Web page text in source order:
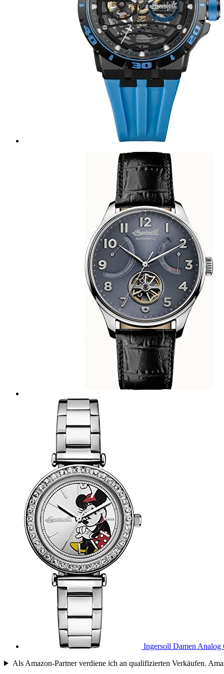
Ingersoll Damen
Als Amazon-Partner verdiene ich an qualifizierten Verkäufen.